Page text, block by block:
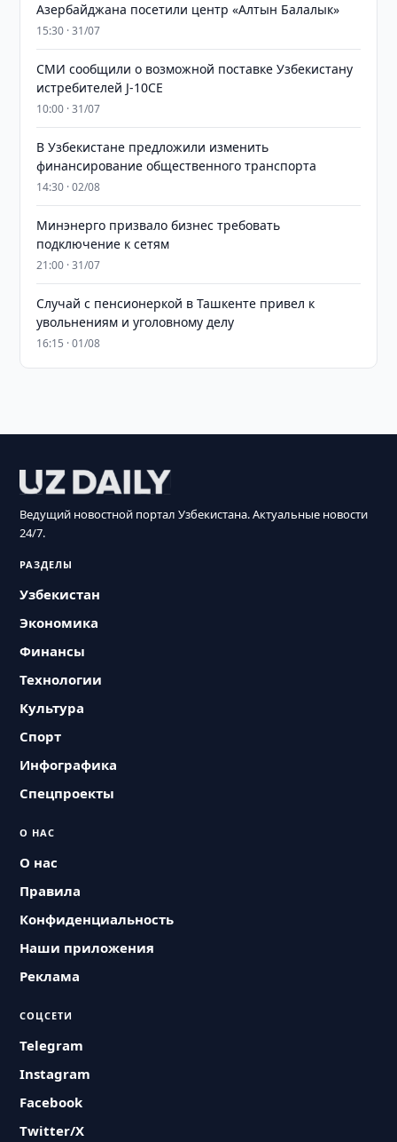
Азербайджана посетили центр «Алтын Балалык»
15:30 · 31/07
СМИ сообщили о возможной поставке Узбекистану
истребителей J-10CE
10:00 · 31/07
В Узбекистане предложили изменить
финансирование общественного транспорта
14:30 · 02/08
Минэнерго призвало бизнес требовать
подключение к сетям
21:00 · 31/07
Случай с пенсионеркой в Ташкенте привел к
увольнениям и уголовному делу
16:15 · 01/08
Ведущий новостной портал Узбекистана. Актуальные новости
24/7.
РАЗДЕЛЫ
Узбекистан
Экономика
Финансы
Технологии
Культура
Спорт
Инфографика
Спецпроекты
О НАС
О нас
Правила
Конфиденциальность
Наши приложения
Реклама
СОЦСЕТИ
Telegram
Instagram
Facebook
Twitter/X